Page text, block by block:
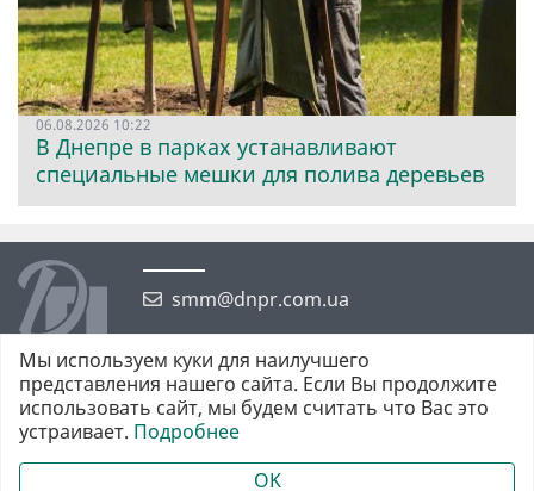
06.08.2026 10:22
В Днепре в парках устанавливают
специальные мешки для полива деревьев
smm@dnpr.com.ua
©2026 https://dnpr.com.ua Дніпровська порадниця
Всі права захищені. При повному або частковому використанні
матеріалів обов'язкове активне гіперпосилання у першому абзаці.
Мы используем куки для наилучшего
представления нашего сайта. Если Вы продолжите
использовать сайт, мы будем считать что Вас это
устраивает. Подробнее
OK